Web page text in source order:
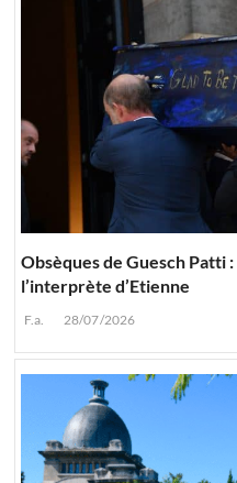
Obsèques de Guesch Patti
l’interprète d’Etienne
F.a. 28/07/2026